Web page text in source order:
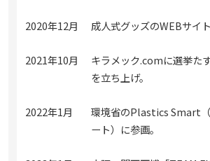
2020年12月 成人式グッズのWEBサイ
2021年10月
キラメック.comに選挙た
を立ち上げ。
2022年1月
環境省のPlastics Smart
ート）に参画。